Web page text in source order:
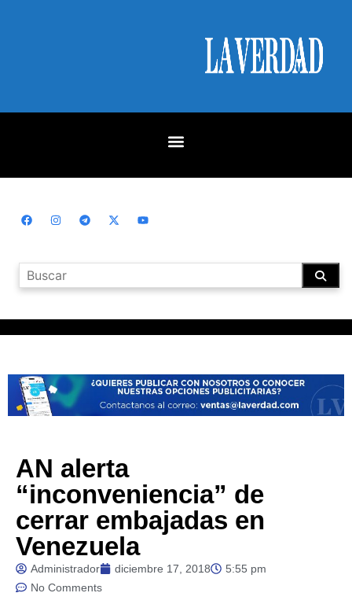
AN alerta
“inconveniencia” de
cerrar embajadas en
Venezuela
Administrador diciembre 17, 2018
5:55 pm
No Comments